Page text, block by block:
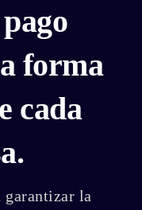
forma
cada
la